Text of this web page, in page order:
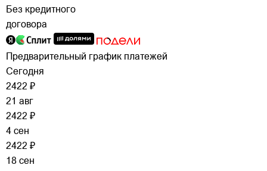
Без кредитного
договора
Предварительный график платежей
Сегодня
2422 ₽
21 авг
2422 ₽
4 сен
2422 ₽
18 сен